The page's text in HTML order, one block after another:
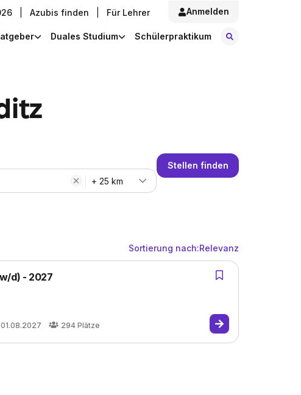
Azubis finden Für Lehrer Anmelden
Duales Studium Schülerpraktikum
+ 25 km
Stellen finden
Sortierung nach:Relevanz
d) - 2027
01.08.2027 294 Plätze